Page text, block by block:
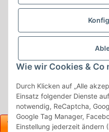
Wie wir Cookies & Co
Durch Klicken auf „Alle
Einsatz folgender Dienste
notwendig, ReCaptcha,
Google Tag Manager,
Einstellung jederzeit ändern
Informationen
Produkt Informationen
Shop Informationen
Gesetzliche Informationen